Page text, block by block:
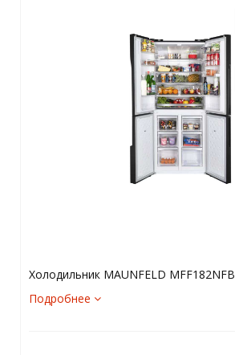
Холодильник MAUNFELD MFF182NFB
Подробнее